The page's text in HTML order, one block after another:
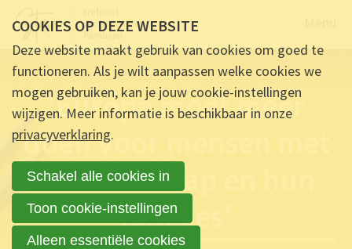
'Europa moet meer
doen voor mensen met
een handicap en hun
families'
COOKIES OP DEZE WEBSITE
Deze website maakt gebruik van cookies om goed te
functioneren. Als je wilt aanpassen welke cookies we
mogen gebruiken, kan je jouw cookie-instellingen
wijzigen. Meer informatie is beschikbaar in onze
privacyverklaring.
Schakel alle cookies in
Toon cookie-instellingen
Alleen essentiële cookies